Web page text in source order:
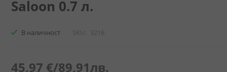
Saloon 0.7 л.
В наличност SKU 3216
45,97 €/89,91лв.